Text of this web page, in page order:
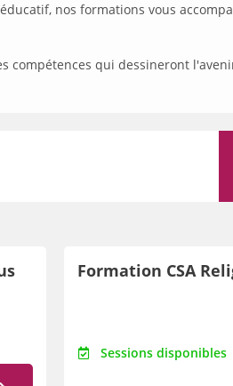
nos formations vous
qui dessineront
Formation CSA
Sessions disponibles